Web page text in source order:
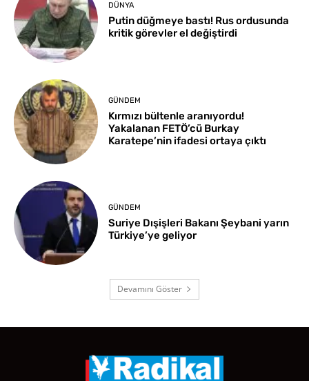
DÜNYA
Putin düğmeye bastı! Rus ordusunda
kritik görevler el değiştirdi
GÜNDEM
Kırmızı bültenle aranıyordu!
Yakalanan FETÖ’cü Burkay
Karatepe’nin ifadesi ortaya çıktı
GÜNDEM
Suriye Dışişleri Bakanı Şeybani yarın
Türkiye’ye geliyor
Devamını Göster